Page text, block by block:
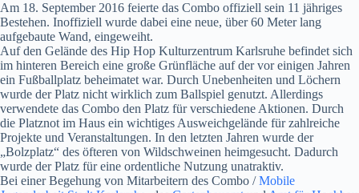
Am 18. September 2016 feierte das Combo offiziell sein 11 jähriges
Bestehen. Inoffiziell wurde dabei eine neue, über 60 Meter lang
aufgebaute Wand, eingeweiht.
Auf den Gelände des Hip Hop Kulturzentrum Karlsruhe befindet sich
im hinteren Bereich eine große Grünfläche auf der vor einigen Jahren
ein Fußballplatz beheimatet war. Durch Unebenheiten und Löchern
wurde der Platz nicht wirklich zum Ballspiel genutzt. Allerdings
verwendete das Combo den Platz für verschiedene Aktionen. Durch
die Platznot im Haus ein wichtiges Ausweichgelände für zahlreiche
Projekte und Veranstaltungen. In den letzten Jahren wurde der
„Bolzplatz“ des öfteren von Wildschweinen heimgesucht. Dadurch
wurde der Platz für eine ordentliche Nutzung unatraktiv.
Bei einer Begehung von Mitarbeitern des Combo /Mobile